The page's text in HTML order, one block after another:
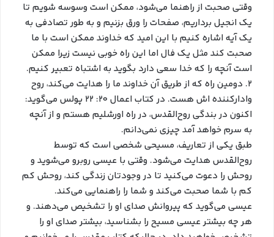
وقتی صحبت از راهنما می‌شود، ممکن است وسوسه شویم تا
یک انجیل برداریم، صفحات را ورق بزنیم و به طور تصادفی به
یک آیه اشاره کنیم با این امید که خداوند ممکن است با ما
صحبت کند مثل یک فال اما این راه خوبی نیست زیرا ممکن
است آنچه را که خدا سعی دارد بگوید به اشتباه تعبیر کنیم.
۲. دومین راه که از طریق آن خداوند ما را هدایت می‌کند، روح
وادارکننده اش هست. در کتاب اعمال ۲۰: ۲۲ پولس می‌گوید:
اکنون در بندگی روح‌القدس، در راه اورشلیم هستم و از آنچه
به سرم خواهد آمد چیزی نمی‌دانم.
طبق یکی از تعاریف، مسیحی شخصی است که توسط
روح‌القدس هدایت می‌شود. وقتی با عیسی روبرو می‌شوید و
روحش را دعوت می‌کنید تا در وجودتان زندگی کند، روحش کم
کم با شما صحبت می‌کند و شما را راهنمایی می‌کند.
عیسی می‌گوید که پیروانش صدای او را تشخیص می‌دهند. و
هر چه بیشتر عیسی مسیح را بشناسید، بیشتر صدای او را